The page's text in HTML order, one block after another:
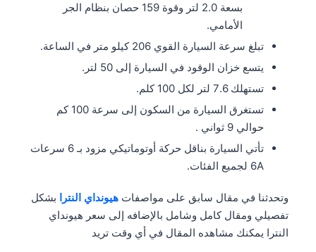
بسعة 2.0 لتر وقوة 159 حصان بنظام الجر
الأمامي.
تبلغ سرعة السيارة القوي 206 كيلو متر في الساعة.
يتسع خزان الوقود في السيارة إلى 50 لتر.
تستهلك 7.6 لتر لكل 100 كلم.
تستغرق السيارة من السكون إلى سرعة 100 كم
حوالي 9 ثواني .
تأتي السيارة بناقل حركة أوتوماتيكي مزود بـ 6 سرعات
6A لجميع الفئات.
وتحدثنا في مقال سابق على مواصفات هيونداي النترا
بشكل
تفصيلي ومقال كامل وشامل بالإضافه إلى سعر هيونداي
النترا يمكنك مشاهده المقال في أي وقت تريد